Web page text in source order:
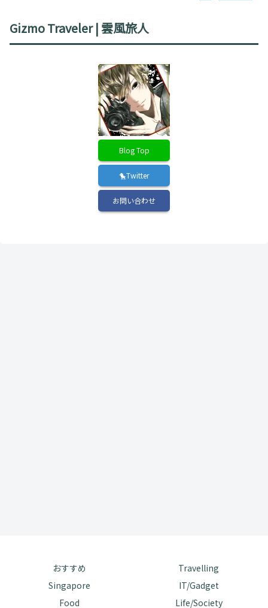
Gizmo Traveler | 雲風旅人
Blog Top
🐤Twitter
お問い合わせ
おすすめ
Travelling
Singapore
IT/Gadget
Food
Life/Society